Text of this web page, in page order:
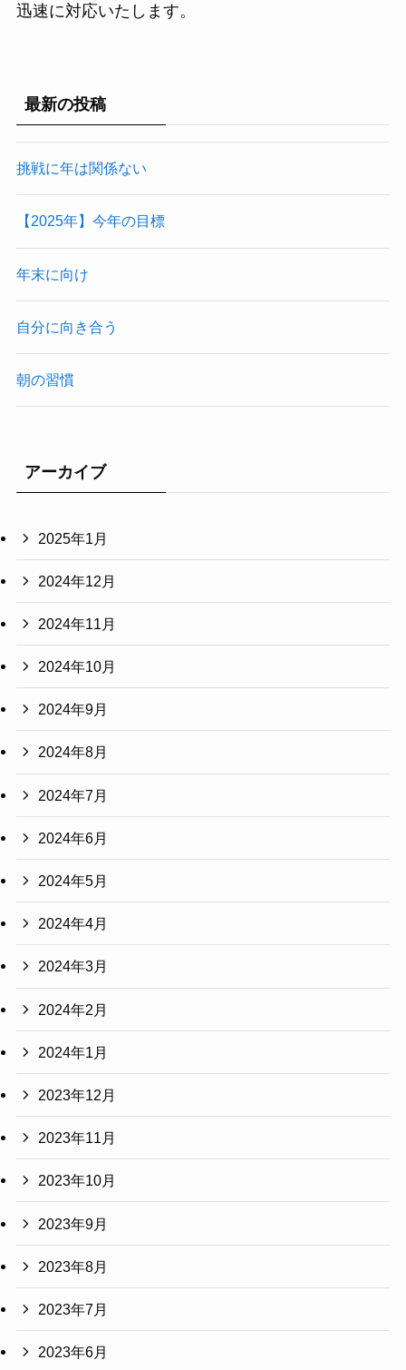
迅速に対応いたします。
最新の投稿
挑戦に年は関係ない
【2025年】今年の目標
年末に向け
自分に向き合う
朝の習慣
アーカイブ
2025年1月
2024年12月
2024年11月
2024年10月
2024年9月
2024年8月
2024年7月
2024年6月
2024年5月
2024年4月
2024年3月
2024年2月
2024年1月
2023年12月
2023年11月
2023年10月
2023年9月
2023年8月
2023年7月
2023年6月